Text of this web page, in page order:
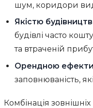
шум, коридори
Якістю
будівлі часто
та втраченій
Орендною
заповнюваність,
Комбінація